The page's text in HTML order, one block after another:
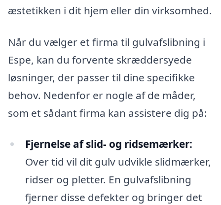
æstetikken i dit hjem eller din virksomhed.
Når du vælger et firma til gulvafslibning i
Espe, kan du forvente skræddersyede
løsninger, der passer til dine specifikke
behov. Nedenfor er nogle af de måder,
som et sådant firma kan assistere dig på:
Fjernelse af slid- og ridsemærker:
Over tid vil dit gulv udvikle slidmærker,
ridser og pletter. En gulvafslibning
fjerner disse defekter og bringer det